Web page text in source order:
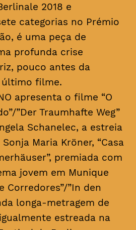
2018 e
categorias no Prémio
é uma peça de
profunda crise
pouco antes da
último filme.
apresenta o filme “O
”Der Traumhafte Weg”
Schanelec, a estreia
Maria Kröner, “Casa
premiada com
jovem em Munique
Corredores”/”In den
longa-metragem de
estreada na